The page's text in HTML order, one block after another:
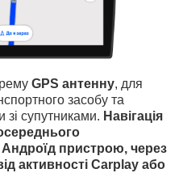
GPS антенну, для
засобу та
зі супутниками. Навігація
пристрою, через
активності Carplay або